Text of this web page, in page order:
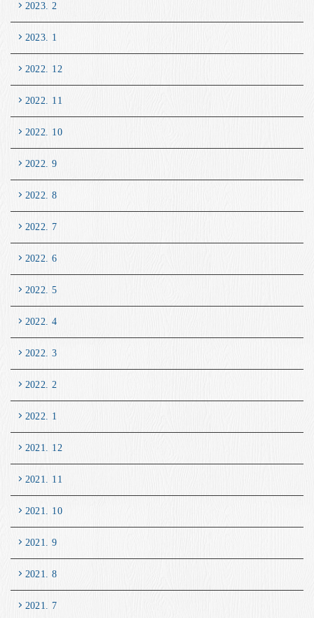
2023. 2
2023. 1
2022. 12
2022. 11
2022. 10
2022. 9
2022. 8
2022. 7
2022. 6
2022. 5
2022. 4
2022. 3
2022. 2
2022. 1
2021. 12
2021. 11
2021. 10
2021. 9
2021. 8
2021. 7